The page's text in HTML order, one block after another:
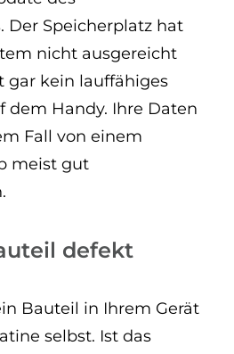
Der Speicherplatz hat
nicht ausgereicht
gar kein lauffähiges
dem Handy. Ihre Daten
Fall von einem
meist gut
defekt
Bauteil in Ihrem Gerät
selbst. Ist das